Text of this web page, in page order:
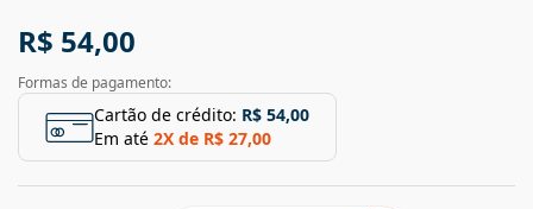
R$ 54,00
Formas de pagamento:
Cartão de crédito: R$ 54,00
Em até 2X de R$ 27,00